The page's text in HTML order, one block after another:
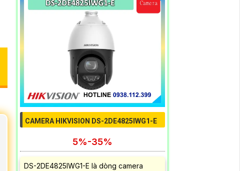
CAMERA HIKVISION DS-2DE4825IWG1-E
5%-35%
DS-2DE4825IWG1-E là dòng camera